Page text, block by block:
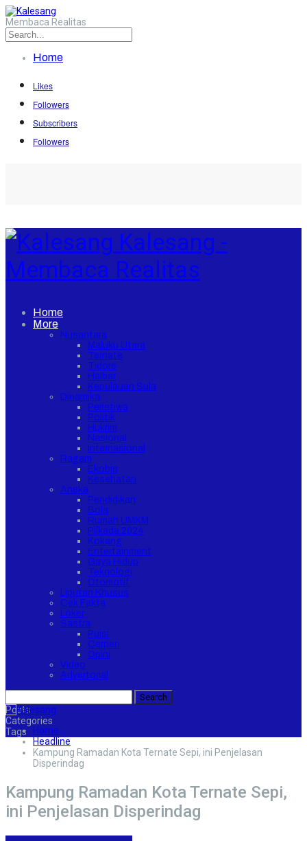
Membaca Realitas
Home
Likes
Followers
Subscribers
Followers
Kalesang -
Membaca Realitas
Home
More
Nusantara
Maluku Utara
Ternate
Tidore
Halbar
Kepulauan Sula
Dinamika
Peristiwa
Politik
Hukrim
Nasional
Internasional
Ragam
Ekobis
Kesehatan
Aneka
Pendidikan
Bola
Rumah UMKM
Pilkada 2024
Kokang
Entertainment
Gaya Hidup
Teknologi
Otomotif
Liputan Khusus
Cek Fakta
Loker
Sastra
Puisi
Cerpen
Opini
Video
Advertorial
Posts
Categories
Tags
Home
Headline
Kampung Ramadan Kota Ternate Sepi, ini Penjelasan
Disperindag
Kampung Ramadan Kota Ternate Sepi,
ini Penjelasan Disperindag